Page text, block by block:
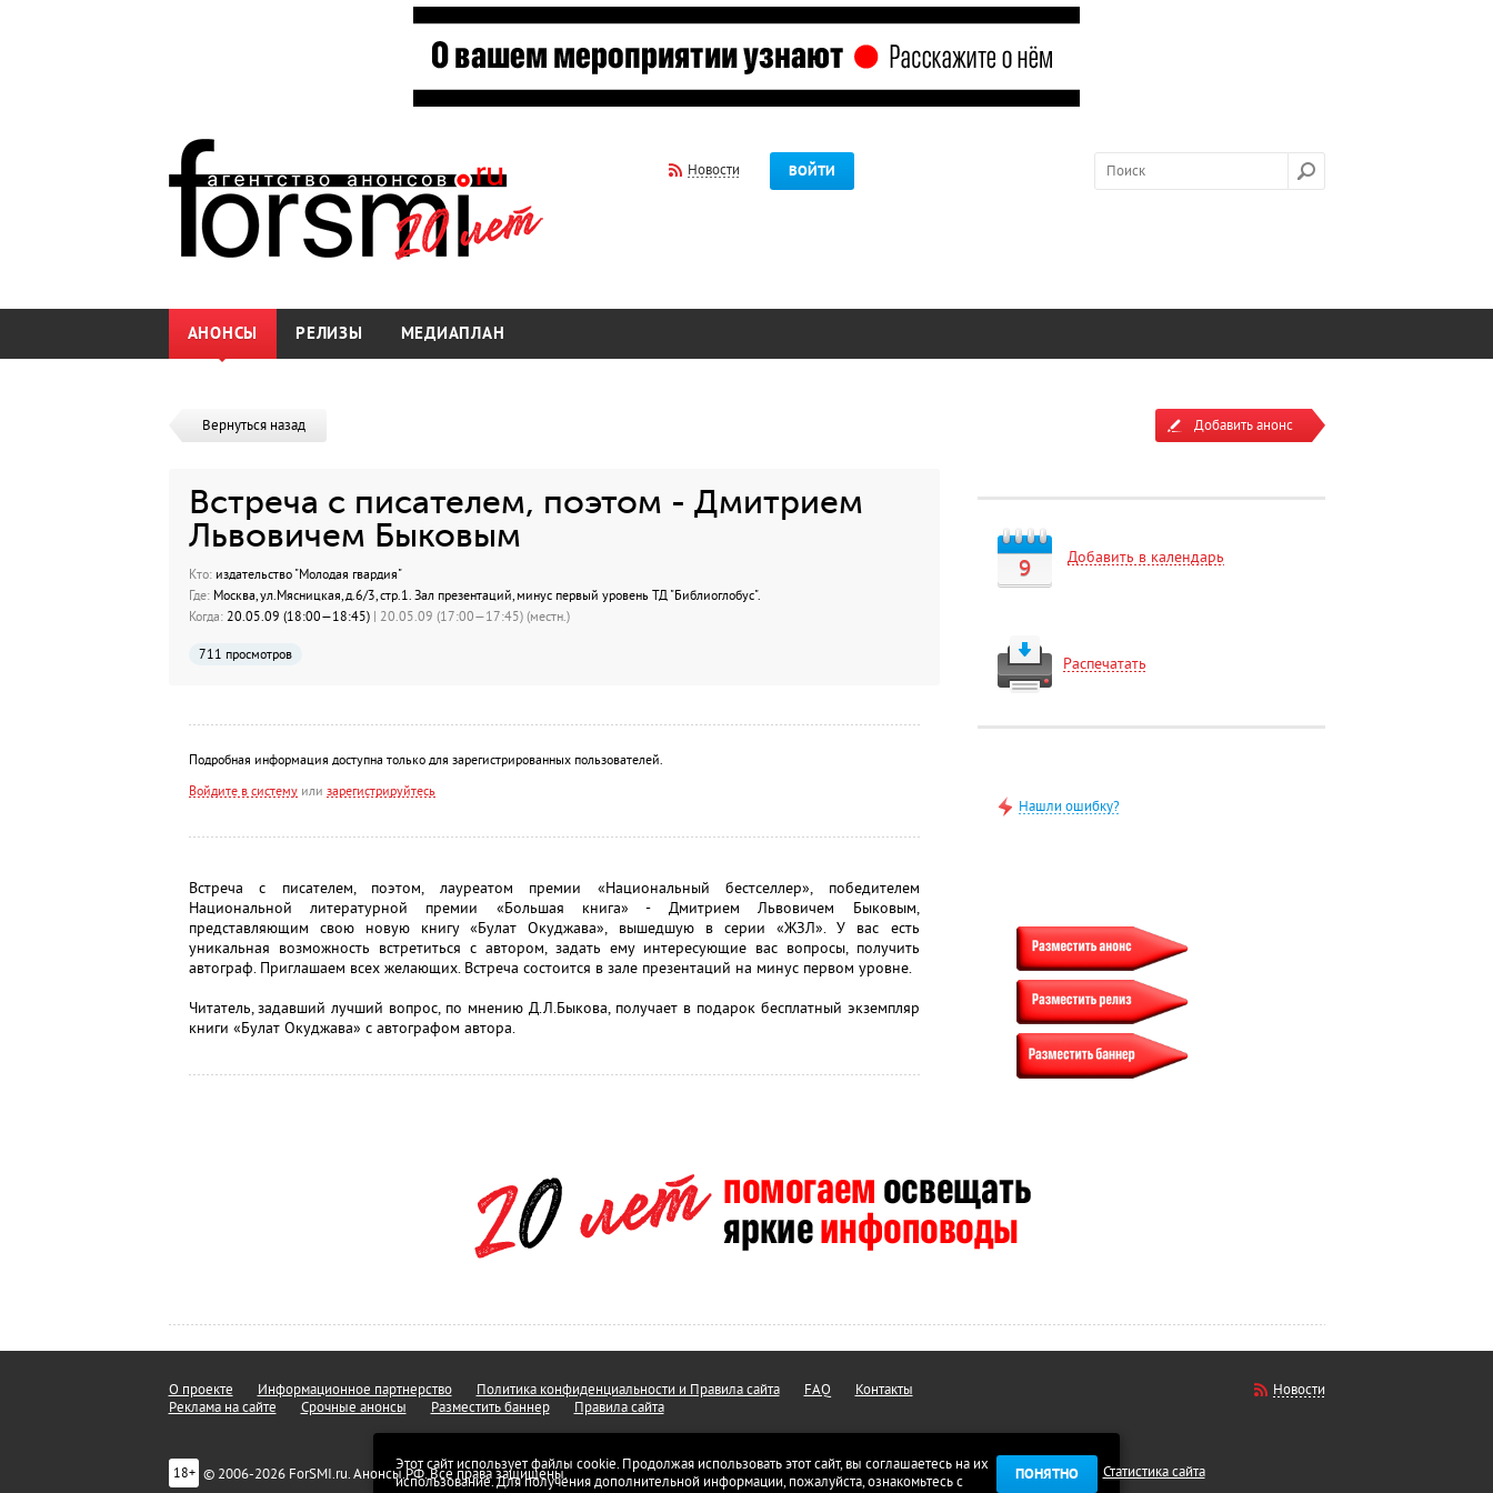
Новости ВОЙТИ
АНОНСЫ РЕЛИЗЫ МЕДИАПЛАН
Вернуться назад
Встреча с писателем, поэтом - Дмитрием
Львовичем Быковым
Кто:издательство "Молодая гвардия"
Где:Москва, ул.Мясницкая, д.6/3, стр.1. Зал презентаций, минус первый уровень ТД "Библиоглобус".
Когда:20.05.09 (18:00—18:45) | 20.05.09 (17:00—17:45) (местн.)
711 просмотров
Подробная информация доступна только для зарегистрированных пользователей.
Войдите в системуили зарегистрируйтесь
Встреча с писателем, поэтом, лауреатом премии «Национальный бестселлер», победителем
Национальной литературной премии «Большая книга» - Дмитрием Львовичем Быковым,
представляющим свою новую книгу «Булат Окуджава», вышедшую в серии «ЖЗЛ». У вас есть
уникальная возможность встретиться с автором, задать ему интересующие вас вопросы, получить
автограф. Приглашаем всех желающих. Встреча состоится в зале презентаций на минус первом уровне.
Читатель, задавший лучший вопрос, по мнению Д.Л.Быкова, получает в подарок бесплатный экземпляр
книги «Булат Окуджава» с автографом автора.
Добавить анонс
9 Добавить в календарь
Распечатать
Нашли ошибку?
Этот сайт использует файлы cookie. Продолжая использовать этот сайт, вы соглашаетесь на их
использование. Для получения дополнительной информации, пожалуйста, ознакомьтесь с
ПОНЯТНО
О проекте Информационное партнерство Политика конфиденциальности и Правила сайта FAQ
Контакты
Реклама на сайте
Срочные анонсы Разместить баннер Правила сайта
18+ © 2006-2026 ForSMI.ru. Анонсы.РФ. Все права защищены.
Новости
Статистика сайта